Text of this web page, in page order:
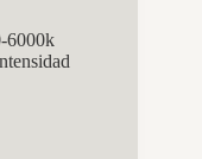
6000k